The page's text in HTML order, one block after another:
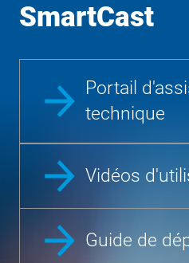
SmartCast
Portail
technique
Vidéos
Guide de